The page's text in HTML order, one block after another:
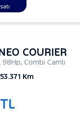
COURIER
, 98Hp, Combi Camlı
53.371 Km